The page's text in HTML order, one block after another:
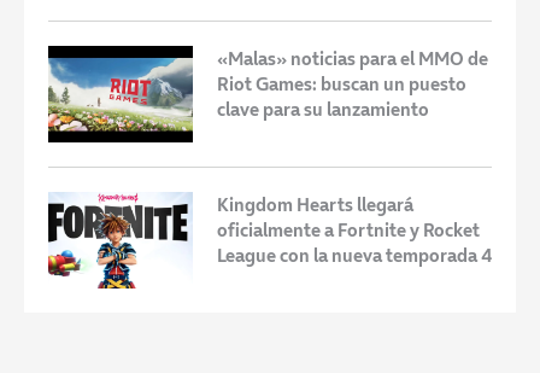
«Malas» noticias para el MMO de
Riot Games: buscan un puesto
clave para su lanzamiento
Kingdom Hearts llegará
oficialmente a Fortnite y Rocket
League con la nueva temporada 4